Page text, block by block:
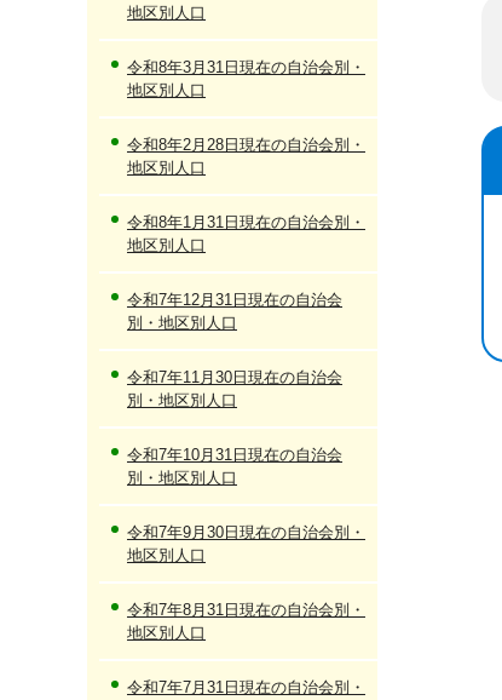
地区別人口
令和8年3月31日現在の自治会別・
地区別人口
令和8年2月28日現在の自治会別・
地区別人口
令和8年1月31日現在の自治会別・
地区別人口
令和7年12月31日現在の自治会
別・地区別人口
令和7年11月30日現在の自治会
別・地区別人口
令和7年10月31日現在の自治会
別・地区別人口
令和7年9月30日現在の自治会別・
地区別人口
令和7年8月31日現在の自治会別・
地区別人口
令和7年7月31日現在の自治会別・